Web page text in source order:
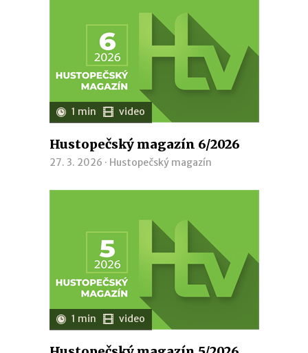
1 min video
Hustopečský magazín 6/2026
27. 3. 2026 · Hustopečský magazín
1 min video